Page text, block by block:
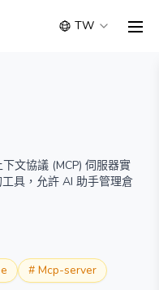
TW
文協議 (MCP) 伺服器實
具，允許 AI 助手管理倉
# Mcp-server